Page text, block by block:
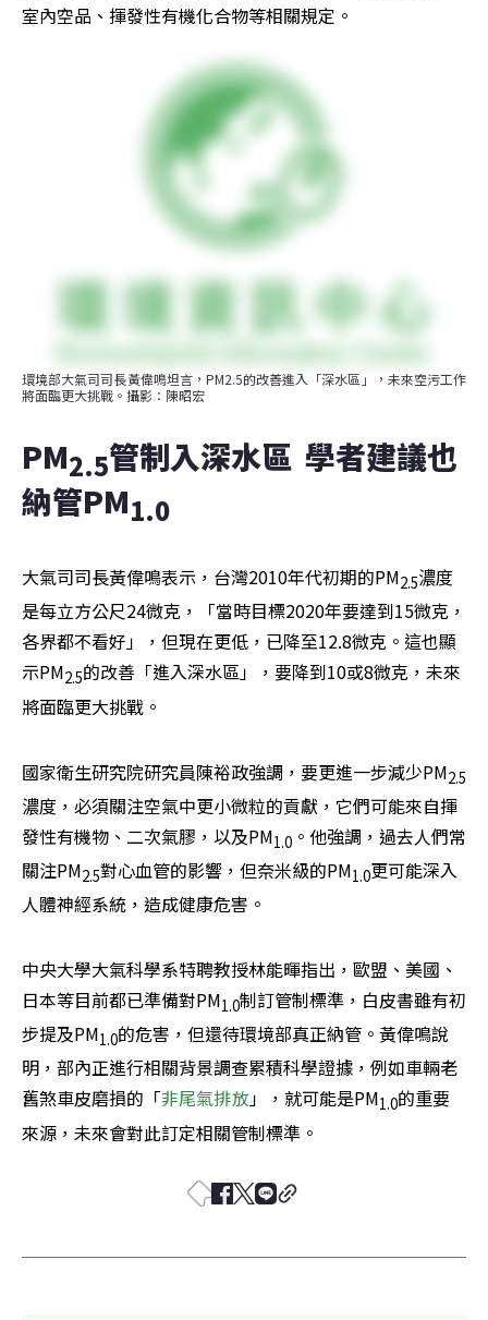
室內空品、揮發性有機化合物等相關規定。
環境部大氣司司長黃偉鳴坦言，PM2.5的改善進入「深水區」，未來空污工作
將面臨更大挑戰。攝影：陳昭宏
PM2.5管制入深水區  學者建議也
納管PM1.0
大氣司司長黃偉鳴表示，台灣2010年代初期的PM2.5濃度
是每立方公尺24微克，「當時目標2020年要達到15微克，
各界都不看好」，但現在更低，已降至12.8微克。這也顯
示PM2.5的改善「進入深水區」，要降到10或8微克，未來
將面臨更大挑戰。
國家衛生研究院研究員陳裕政強調，要更進一步減少PM2.5
濃度，必須關注空氣中更小微粒的貢獻，它們可能來自揮
發性有機物、二次氣膠，以及PM1.0 。他強調，過去人們常
關注PM2.5對心血管的影響，但奈米級的PM1.0更可能深入
人體神經系統，造成健康危害。
中央大學大氣科學系特聘教授林能暉指出，歐盟、美國、
日本等目前都已準備對PM1.0制訂管制標準，白皮書雖有初
步提及PM1.0的危害，但還待環境部真正納管。黃偉鳴說
明，部內正進行相關背景調查累積科學證據，例如車輛老
舊煞車皮磨損的「非尾氣排放」，就可能是PM1.0的重要
來源，未來會對此訂定相關管制標準。